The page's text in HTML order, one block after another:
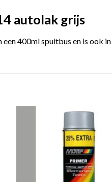
autolak grijs
400ml spuitbus en is ook in